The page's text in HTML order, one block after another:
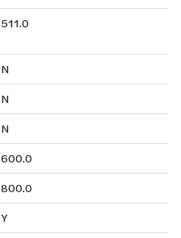
511.0
N
N
N
600.0
800.0
Y